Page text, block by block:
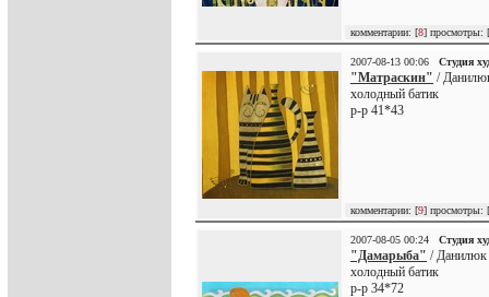
комментарии: [8] просмотры: [
2007-08-13 00:06 Студия
"Матраскин" /
холодный батик
р-р 41*43
комментарии: [9] просмотры: [
2007-08-05 00:24 Студия
"Дамарыба" /
холодный батик
р-р 34*72